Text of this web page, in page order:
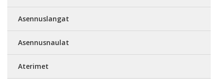
Asennuslangat
Asennusnaulat
Aterimet